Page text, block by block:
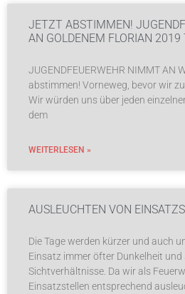
JETZT ABSTIMMEN!
AN GOLDENEM FLORIAN 2019
JUGENDFEUERWEHR NIMMT AN
abstimmen! Vorneweg, bevor wir
Wir würden uns über jeden
dem
WEITERLESEN »
AUSLEUCHTEN VON
Die Tage werden kürzer und auch
Einsatz immer öfter Dunkelheit und
Sichtverhältnisse. Da wir als
Einsatzstellen entsprechend